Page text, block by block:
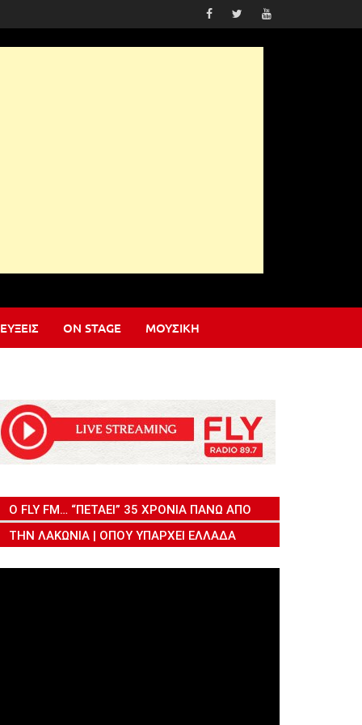
ON STAGE ΜΟΥΣΙΚΉ
Ο FLY FM… “ΠΕΤΆΕΙ” 35 ΧΡΌΝΙΑ ΠΆΝΩ ΑΠΌ
ΤΗΝ ΛΑΚΩΝΊΑ | ΌΠΟΥ ΥΠΆΡΧΕΙ ΕΛΛΆΔΑ